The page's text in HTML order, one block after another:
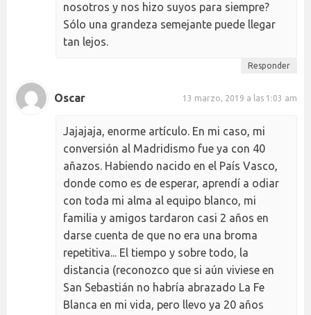
nosotros y nos hizo suyos para siempre?
Sólo una grandeza semejante puede llegar
tan lejos.
Responder
Oscar 13 marzo, 2019 a las 1:03 am
Jajajaja, enorme artículo. En mi caso, mi
conversión al Madridismo fue ya con 40
añazos. Habiendo nacido en el País Vasco,
donde como es de esperar, aprendí a odiar
con toda mi alma al equipo blanco, mi
familia y amigos tardaron casi 2 años en
darse cuenta de que no era una broma
repetitiva... El tiempo y sobre todo, la
distancia (reconozco que si aún viviese en
San Sebastián no habría abrazado La Fe
Blanca en mi vida, pero llevo ya 20 años